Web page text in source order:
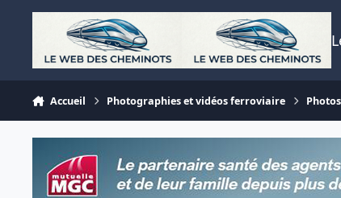
Aller au contenu
Accueil Photographies et vidéos ferroviaire